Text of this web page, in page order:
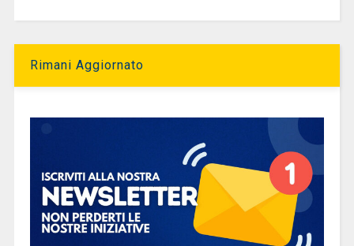
Rimani Aggiornato